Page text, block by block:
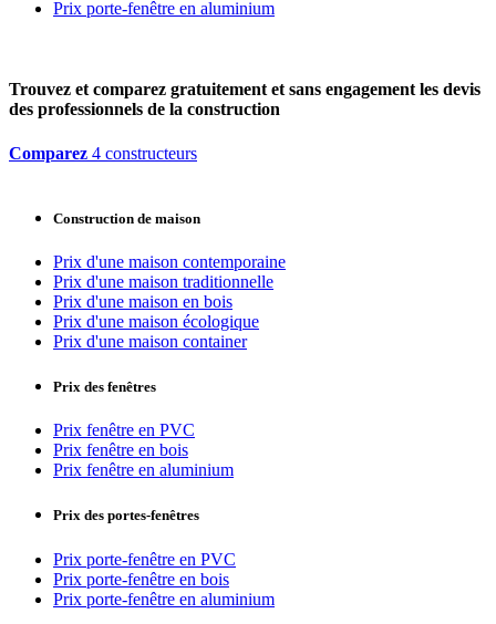
Prix porte-fenêtre en aluminium
Trouvez et comparez gratuitement et sans engagement les devis
des professionnels de la construction
Comparez 4 constructeurs
Construction de maison
Prix d'une maison contemporaine
Prix d'une maison traditionnelle
Prix d'une maison en bois
Prix d'une maison écologique
Prix d'une maison container
Prix des fenêtres
Prix fenêtre en PVC
Prix fenêtre en bois
Prix fenêtre en aluminium
Prix des portes-fenêtres
Prix porte-fenêtre en PVC
Prix porte-fenêtre en bois
Prix porte-fenêtre en aluminium